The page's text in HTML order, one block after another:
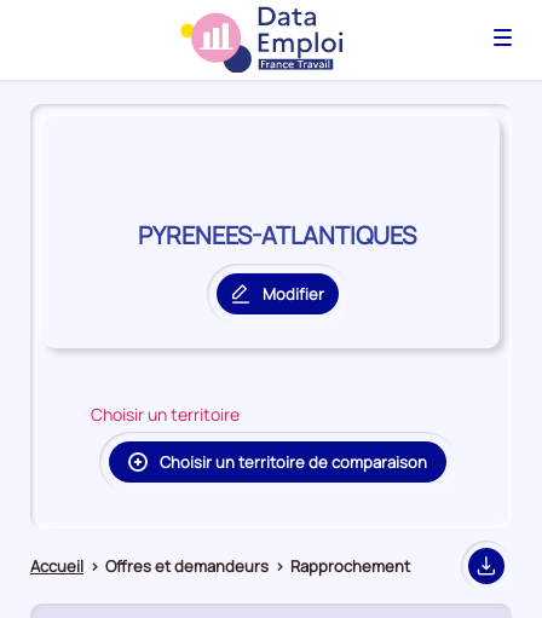
Menu
Panorama
ATLANTIQUESPYRENEES-ATLANTIQUES
Modifier
le
principal
Choisir un territoire
Choisir un territoire de comparaison
Accueil > Offres et demandeurs > Rapprochement Export